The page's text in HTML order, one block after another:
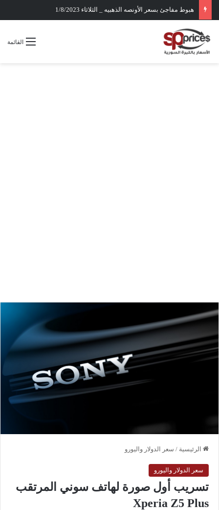
هبوط مفاجئ بسعر الأونصه الذهبيه _ الثلاثاء 1/8/2023
القائمة
الرئيسية / سعر الدولار واليورو
سعر الدولار واليورو
تسريب أول صورة لهاتف سوني المرتقب
Xperia Z5 Plus